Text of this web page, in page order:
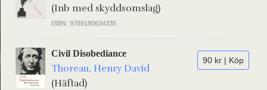
(Inb med skyddsomslag)
ISBN: 9789180634335
90 kr | Köp
Civil Disobediance
Thoreau, Henry David
(Häftad)